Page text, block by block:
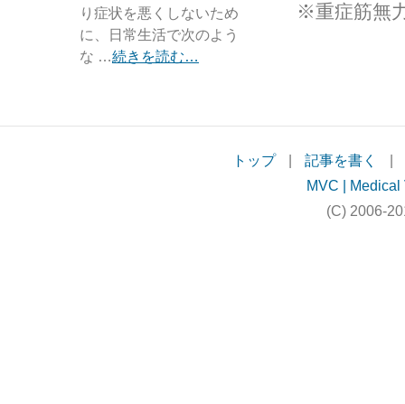
※重症筋無
り症状を悪くしないため
に、日常生活で次のよう
な …続きを読む…
トップ 記事を書く
MVC |
(C) 2006-